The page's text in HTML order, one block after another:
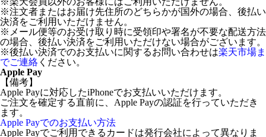
※注文者またはお届け先住所のどちらかが国外の場合、後払い
決済をご利用いただけません。
※メール便等のお受け取り時に受領印や署名が不要な配送方法
の場合、後払い決済をご利用いただけない場合がございます。
※後払い決済でのお支払いに関するお問い合わせは楽天市場ま
でご連絡 ください。
Apple Pay
【備考】
Apple Payに対応したiPhoneでお支払いいただけます。
ご注文を確定する直前に、Apple Payの認証を行っていただき
ます。
Apple Payでのお支払い方法
Apple Payでご利用できるカードは発行会社によって異なりま